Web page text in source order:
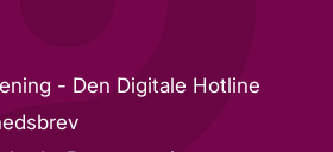
- Den Digitale Hotline